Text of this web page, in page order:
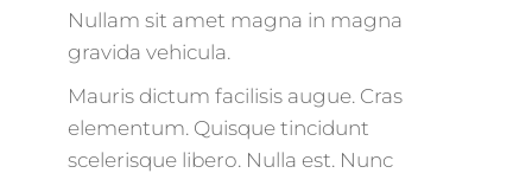
Nullam sit amet magna in magna
gravida vehicula.
Mauris dictum facilisis augue. Cras
elementum. Quisque tincidunt
scelerisque libero. Nulla est. Nunc